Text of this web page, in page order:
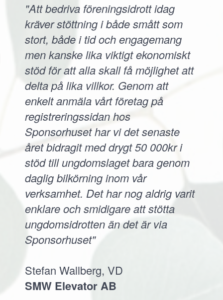
"Att bedriva föreningsidrott idag
kräver stöttning i både smått som
stort, både i tid och engagemang
men kanske lika viktigt ekonomiskt
stöd för att alla skall få möjlighet att
delta på lika villkor. Genom att
enkelt anmäla vårt företag på
registreringssidan hos
Sponsorhuset har vi det senaste
året bidragit med drygt 50 000kr i
stöd till ungdomslaget bara genom
daglig bilkörning inom vår
verksamhet. Det har nog aldrig varit
enklare och smidigare att stötta
ungdomsidrotten än det är via
Sponsorhuset"
Stefan Wallberg, VD
SMW Elevator AB